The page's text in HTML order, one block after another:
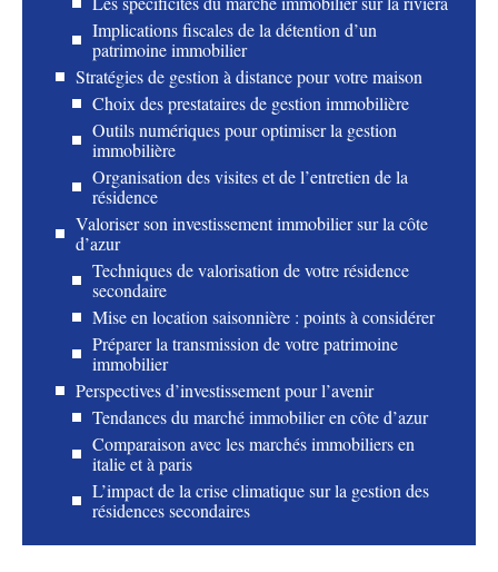
Implications fiscales de la détention d’un
patrimoine immobilier
Stratégies de gestion à distance pour votre maison
Choix des prestataires de gestion immobilière
Outils numériques pour optimiser la gestion
immobilière
Organisation des visites et de l’entretien de la
résidence
Valoriser son investissement immobilier sur la côte
d’azur
Techniques de valorisation de votre résidence
secondaire
Mise en location saisonnière : points à considérer
Préparer la transmission de votre patrimoine
immobilier
Perspectives d’investissement pour l’avenir
Tendances du marché immobilier en côte d’azur
Comparaison avec les marchés immobiliers en
italie et à paris
L’impact de la crise climatique sur la gestion des
résidences secondaires